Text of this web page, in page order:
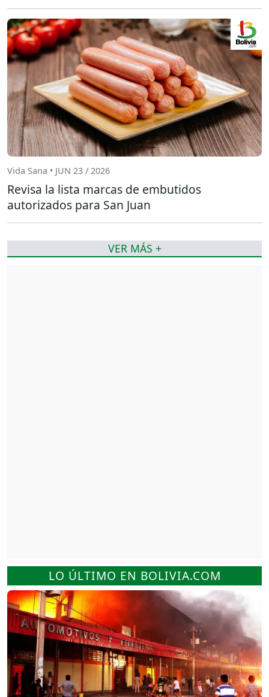
LO ÚLTIMO EN BOLIVIA.COM
Vida Sana • JUN 23 / 2026
Revisa la lista marcas de embutidos
autorizados para San Juan
VER MÁS +